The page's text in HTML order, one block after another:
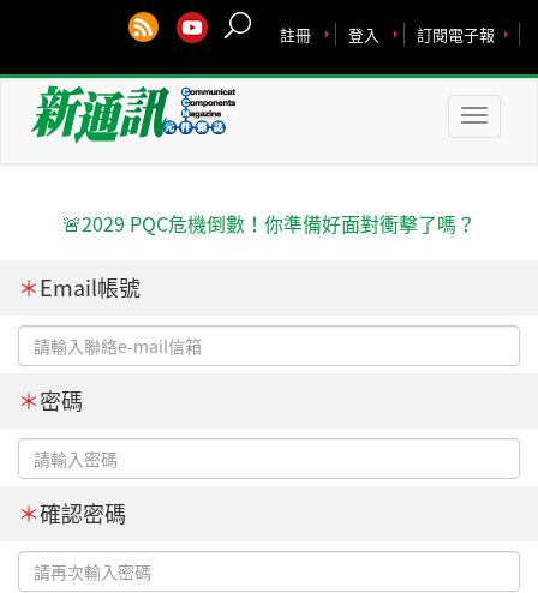
訂閱電子報
登入
註冊
Toggle
🚨2029 PQC危機倒數！你準備好面對衝擊了嗎？
＊Email帳號
＊密碼
＊確認密碼